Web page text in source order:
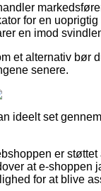
for en
en imod
et alternativ bør
senere.
ideelt set
er
at e-shoppen
for at blive